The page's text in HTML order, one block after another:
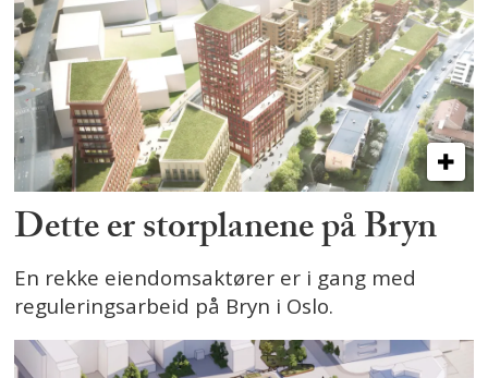
Dette er storplanene på Bryn
En rekke eiendomsaktører er i gang med
reguleringsarbeid på Bryn i Oslo.